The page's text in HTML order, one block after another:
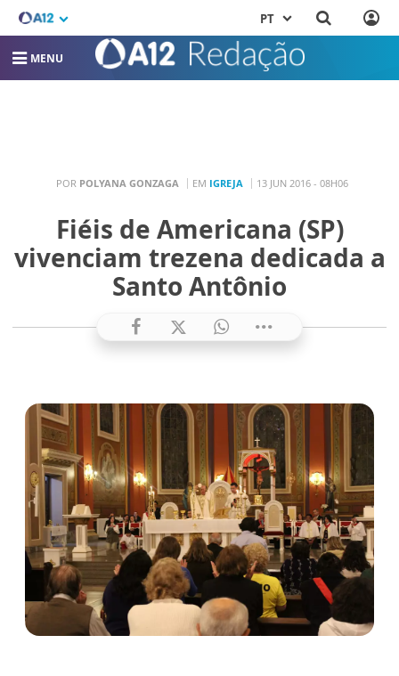
PT
MENU
POR POLYANA GONZAGA EM IGREJA 13 JUN 2016 - 08H06
Fiéis de Americana (SP)
vivenciam trezena dedicada a
Santo Antônio